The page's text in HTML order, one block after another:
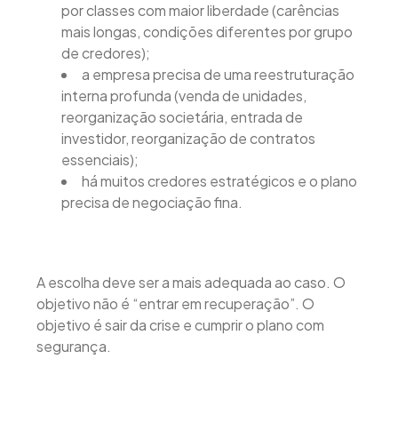
por classes com maior liberdade (carências
mais longas, condições diferentes por grupo
de credores);
a empresa precisa de uma reestruturação
interna profunda (venda de unidades,
reorganização societária, entrada de
investidor, reorganização de contratos
essenciais);
há muitos credores estratégicos e o plano
precisa de negociação fina.
A escolha deve ser a mais adequada ao caso. O
objetivo não é “entrar em recuperação”. O
objetivo é sair da crise e cumprir o plano com
segurança.